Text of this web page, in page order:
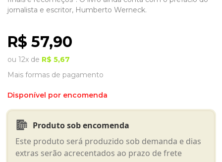
jornalista e escritor, Humberto Werneck.
R$ 57,90
ou 12x de R$ 5,67
Mais formas de pagamento
Disponível por encomenda
Produto sob encomenda
Este produto será produzido sob demanda e dias
extras serão acrecentados ao prazo de frete